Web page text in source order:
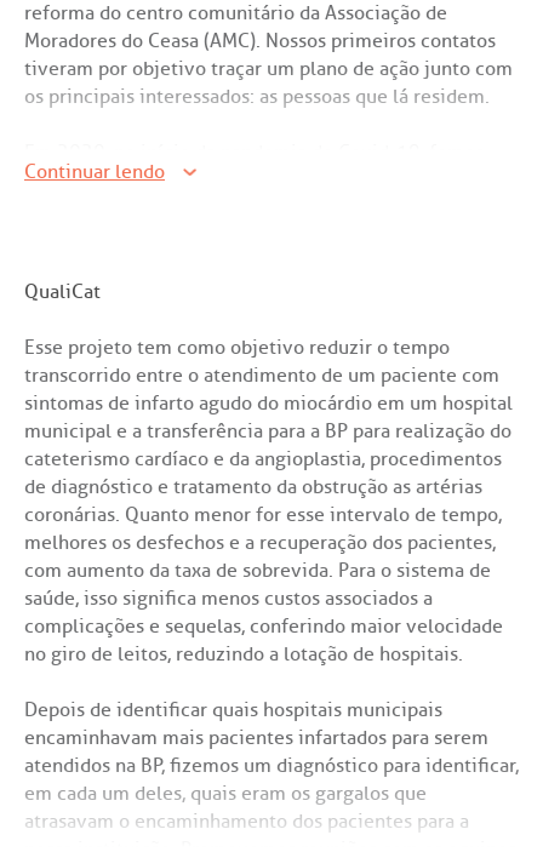
e perdidos
reforma do centro comunitário da Associação de
Moradores do Ceasa (AMC). Nossos primeiros contatos
tiveram por objetivo traçar um plano de ação junto com
os principais interessados: as pessoas que lá residem.
contatados pelo Instituto Acaia, uma instituição sem fins
funciona em período integral, atendendo 200 crianças.
enfretamento do novo coronavírus?
Assim nasceu o projeto Xô, Corona! – Ceasa, um
ambulatório médico que instalamos na sede da
associação de moradores. Lá, passamos a fazer a triagem
rápida de casos sintomáticos de Covid-19, colaborando
com a UBS Parque da Lapa, que estava sobrecarregada e
com dificuldades de atendimento. Nessa iniciativa,
ganhamos o apoio do Instituto Votorantim, que
desenvolve ações de empreendedorismo para os
moradores.
banners alertando sobre a doença, riscos e formas de
prevenção, além de divulgar a existência do novo
ambulatório. Ficou famosa a Rádio Corneta, uma perua
Kombi que veiculava informações da campanha e de
prevenção. Paralelamente, o Observatório Leopoldina,
Continuar lendo
QualiCat
Esse projeto tem como objetivo reduzir o tempo
transcorrido entre o atendimento de um paciente com
sintomas de infarto agudo do miocárdio em um hospital
municipal e a transferência para a BP para realização do
cateterismo cardíaco e da angioplastia, procedimentos
de diagnóstico e tratamento da obstrução as artérias
coronárias. Quanto menor for esse intervalo de tempo,
melhores os desfechos e a recuperação dos pacientes,
com aumento da taxa de sobrevida. Para o sistema de
saúde, isso significa menos custos associados a
complicações e sequelas, conferindo maior velocidade
no giro de leitos, reduzindo a lotação de hospitais.
Depois de identificar quais hospitais municipais
encaminhavam mais pacientes infartados para serem
atendidos na BP, fizemos um diagnóstico para identificar,
em cada um deles, quais eram os gargalos que
atrasavam o encaminhamento dos pacientes para a